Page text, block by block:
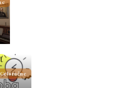
Celoročne